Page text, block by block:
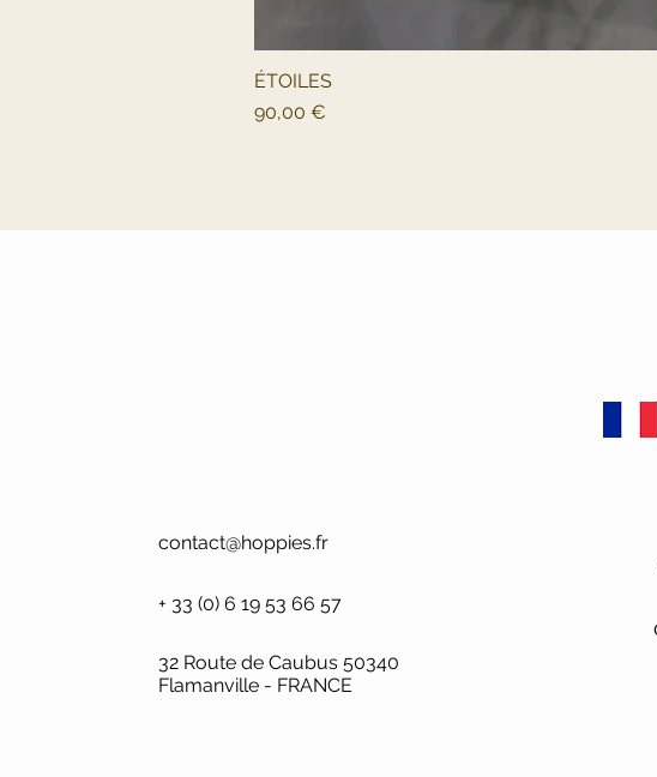
ÉTOILES
Prix
90,00 €
contact@hoppies.fr
+ 33 (0) 6 19 53 66 57
32 Route de Caubus 50340
Flamanville - FRANCE